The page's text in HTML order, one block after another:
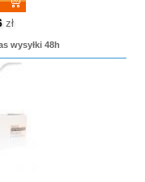
zł
wysyłki 48h